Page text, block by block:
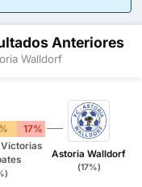
Anteriores
Walldorf
17%
Astoria Walldorf
(17%)